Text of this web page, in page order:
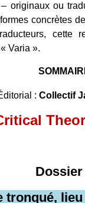
– originaux ou
concrètes
cette
Varia ».
: Collectif
Dossier
tronqué,